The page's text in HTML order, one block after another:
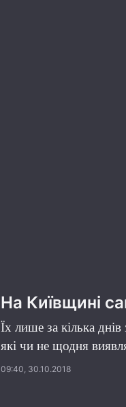
На Київщині
Їх лише за кілька
які чи не щодня
09:40, 30.10.2018